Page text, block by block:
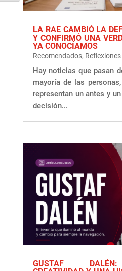
LA RAE CAMBIÓ LA
Y CONFIRMÓ UNA
YA CONOCÍAMOS
Recomendados, Reflexiones
Hay noticias que pasan
mayoría de las
representan un antes y
decisión...
GUSTAF